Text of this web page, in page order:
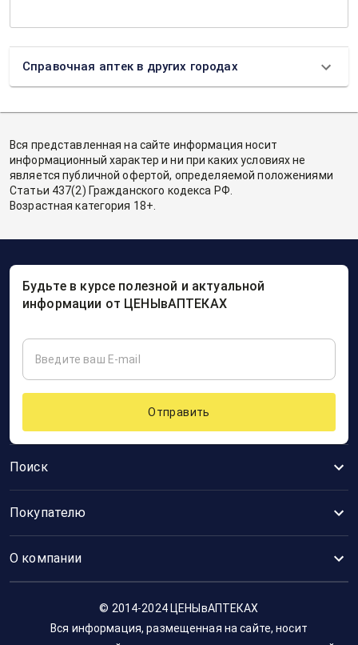
Справочная аптек в других городах
Вся представленная на сайте информация носит
информационный характер и ни при каких условиях не
является публичной офертой, определяемой положениями
Статьи 437(2) Гражданского кодекса РФ.
Возрастная категория 18+.
Поиск
Покупателю
О компании
Будьте в курсе полезной и актуальной
информации от ЦЕНЫвАПТЕКАХ
Отправить
© 2014-2024 ЦЕНЫвАПТЕКАХ
Вся информация, размещенная на сайте, носит